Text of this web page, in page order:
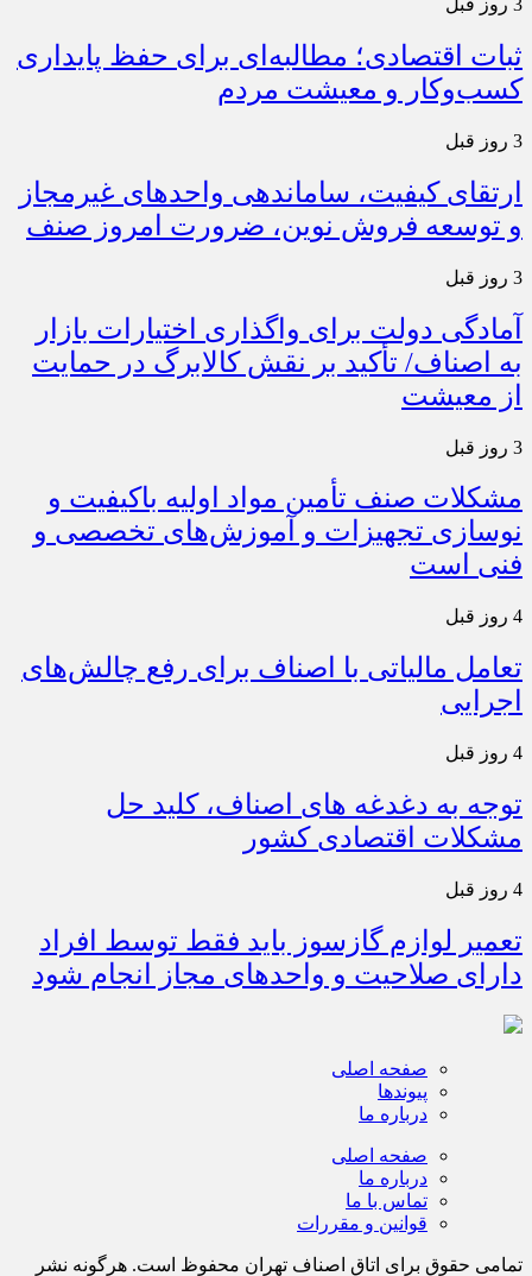
3 روز قبل
ثبات اقتصادی؛ مطالبه‌ای برای حفظ پایداری
کسب‌وکار و معیشت مردم
3 روز قبل
ارتقای کیفیت، ساماندهی واحدهای غیرمجاز
و توسعه فروش نوین، ضرورت امروز صنف
3 روز قبل
آمادگی دولت برای واگذاری اختیارات بازار
به اصناف/ تأکید بر نقش کالابرگ در حمایت
از معیشت
3 روز قبل
مشکلات صنف تأمین مواد اولیه باکیفیت و
نوسازی تجهیزات و آموزش‌های تخصصی و
فنی است
4 روز قبل
تعامل مالیاتی با اصناف برای رفع چالش‌های
اجرایی
4 روز قبل
توجه به دغدغه های اصناف، کلید حل
مشکلات اقتصادی کشور
4 روز قبل
تعمیر لوازم گازسوز باید فقط توسط افراد
دارای صلاحیت و واحدهای مجاز انجام شود
صفحه اصلی
پیوندها
درباره ما
صفحه اصلی
درباره ما
تماس با ما
قوانین و مقررات
تمامی حقوق برای اتاق اصناف تهران محفوظ است. هرگونه نشر